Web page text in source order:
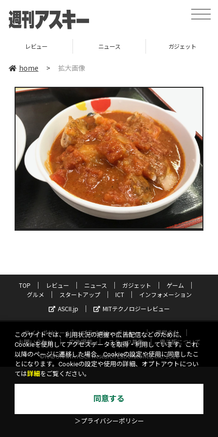
toggle
レビュー ニュース ガジェット
home > 拡大画像
TOP レビュー ニュース ガジェット
ゲーム
グルメ
スタートアップ ICT
インフォメーション
ASCII.jp
MITテクノロジーレビュー
サイトポリシー プライバシーポリシー
運営会社
お問い合わせ
広告掲載 スタッフ募集
電子版について
©KADOKAWA ASCII Research Laboratories, Inc. 2026
このサイトでは、利用状況の把握や広告配信などのために、
Cookieを使用してアクセスデータを取得・利用しています。これ
以降のページに遷移した場合、Cookieの設定や使用に同意したこ
とになります。Cookieの設定や使用の詳細、オプトアウトについ
ては詳細 をご覧ください。
同意する
＞プライバシーポリシー